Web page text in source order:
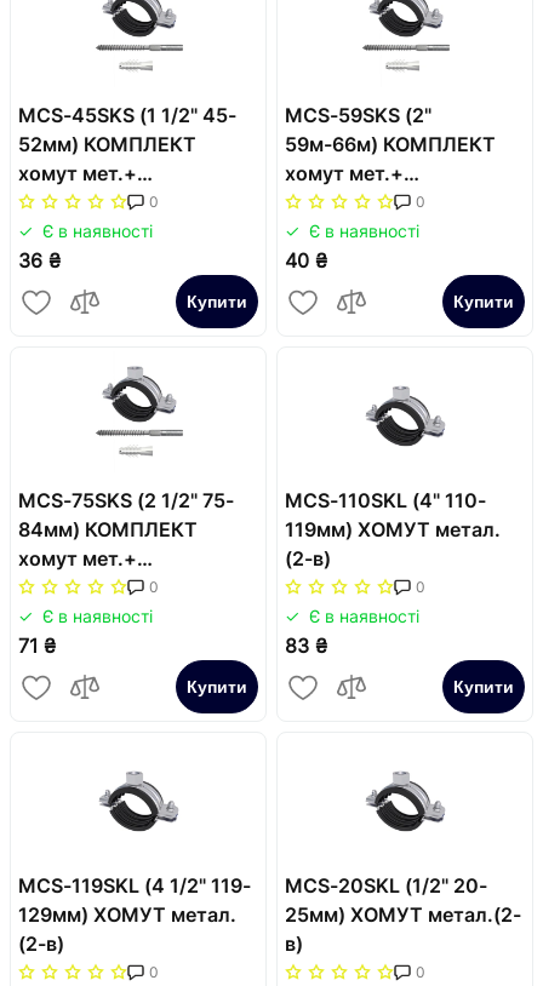
MCS-45SKS (1 1/2" 45-
52мм) КОМПЛЕКТ
хомут мет.+
шуруп+дюбель (2в)
0
Є в наявності
36 ₴
Купити
MCS-59SKS (2"
59м-66м) КОМПЛЕКТ
хомут мет.+
шуруп+дюбель (2в)
0
Є в наявності
40 ₴
Купити
MCS-75SKS (2 1/2" 75-
84мм) КОМПЛЕКТ
хомут мет.+
шуруп+дюбель (2в)
0
Є в наявності
71 ₴
Купити
MCS-110SKL (4" 110-
119мм) ХОМУТ метал.
(2-в)
0
Є в наявності
83 ₴
Купити
MCS-119SKL (4 1/2" 119-
129мм) ХОМУТ метал.
(2-в)
0
MCS-20SKL (1/2" 20-
25мм) ХОМУТ метал.(2-
в)
0